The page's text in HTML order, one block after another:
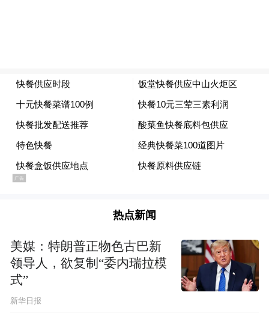
状。”CNN援引一名发言人的话称，美国对西
班牙享有贸易顺差，这意味着从双边贸易关
系中获益更多的一方实际上是美国；此外，
作为欧盟成员国，西班牙“也不可能”在贸易
措施上被单独针对。
三表示，欧盟将“始终确保”成员国的利益得
针对美方觊觎格陵兰岛的言论，丹麦首相弗
雷泽里克森8日表示，丹麦的立场一如既往地
热点新闻
美媒：特朗普正物色古巴新
领导人，欲复制“委内瑞拉模
式”
新华日报